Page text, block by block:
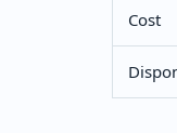
Cost